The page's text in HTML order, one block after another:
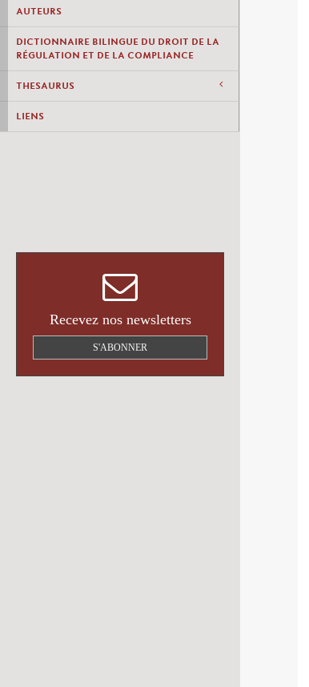
AUTEURS
DICTIONNAIRE BILINGUE DU DROIT DE LA
RÉGULATION ET DE LA COMPLIANCE
THESAURUS
LIENS
Recevez nos newsletters
S'ABONNER